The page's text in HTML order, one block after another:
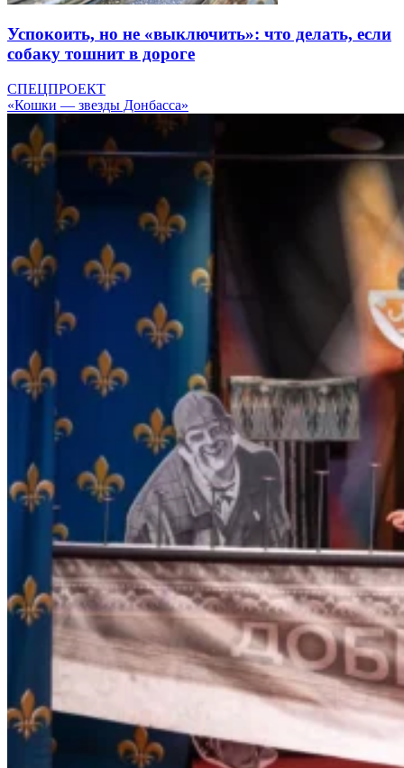
Успокоить, но не «выключить»: что делать, если
собаку тошнит в дороге
СПЕЦПРОЕКТ
«Кошки — звезды Донбасса»